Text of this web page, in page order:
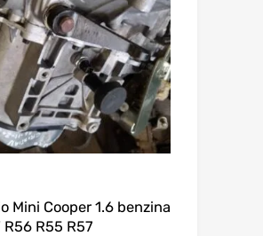
Mini Cooper 1.6 benzina
R56 R55 R57